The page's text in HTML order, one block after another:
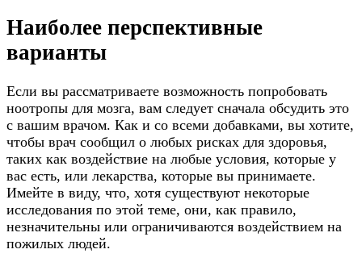
Наиболее перспективные
варианты
Если вы рассматриваете возможность попробовать
ноотропы для мозга, вам следует сначала обсудить это
с вашим врачом. Как и со всеми добавками, вы хотите,
чтобы врач сообщил о любых рисках для здоровья,
таких как воздействие на любые условия, которые у
вас есть, или лекарства, которые вы принимаете.
Имейте в виду, что, хотя существуют некоторые
исследования по этой теме, они, как правило,
незначительны или ограничиваются воздействием на
пожилых людей.